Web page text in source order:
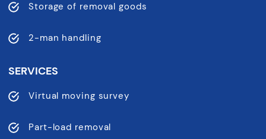
Storage of removal goods
2-man handling
SERVICES
Virtual moving survey
Part-load removal